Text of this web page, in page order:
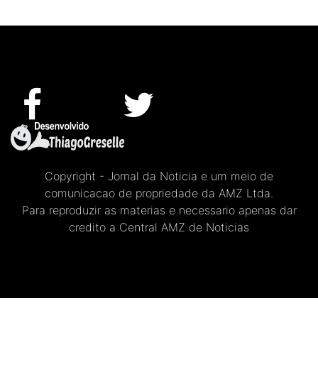
Copyright - Jornal da Noticia e um meio de
comunicacao de propriedade da AMZ Ltda.
Para reproduzir as materias e necessario apenas dar
credito a Central AMZ de Noticias